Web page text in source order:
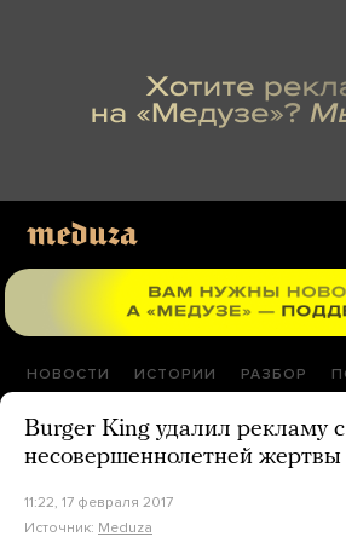
НОВОСТИ ИСТОРИИ РАЗБОР
Burger King удалил рекламу
несовершеннолетней жертвы
11:22, 17 февраля 2017
Источник: Meduza